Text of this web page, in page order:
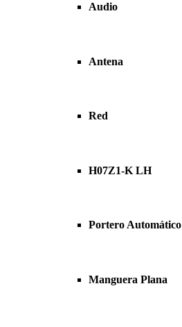
Audio
Antena
Red
H07Z1-K LH
Portero Automático
Manguera Plana